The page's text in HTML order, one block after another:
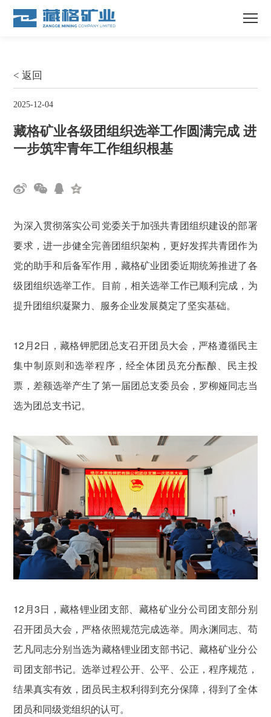
< 返回
2025-12-04
藏格矿业各级团组织选举工作圆满完成 进
一步筑牢青年工作组织根基
为深入贯彻落实公司党委关于加强共青团组织建设的部署
要求，进一步健全完善团组织架构，更好发挥共青团作为
党的助手和后备军作用，藏格矿业团委近期统筹推进了各
级团组织选举工作。目前，相关选举工作已顺利完成，为
提升团组织凝聚力、服务企业发展奠定了坚实基础。
12月2日，藏格钾肥团总支召开团员大会，严格遵循民主
集中制原则和选举程序，经全体团员充分酝酿、民主投
票，差额选举产生了第一届团总支委员会，罗柳娅同志当
选为团总支书记。
12月3日，藏格锂业团支部、藏格矿业分公司团支部分别
召开团员大会，严格依照规范完成选举。周永渊同志、苟
艺凡同志分别当选为藏格锂业团支部书记、藏格矿业分公
司团支部书记。选举过程公开、公平、公正，程序规范，
结果真实有效，团员民主权利得到充分保障，得到了全体
团员和同级党组织的认可。